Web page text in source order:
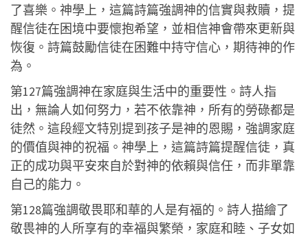
了喜樂。神學上，這篇詩篇強調神的信實與救贖，提
醒信徒在困境中要懷抱希望，並相信神會帶來更新與
恢復。詩篇鼓勵信徒在困難中持守信心，期待神的作
為。
第127篇強調神在家庭與生活中的重要性。詩人指
出，無論人如何努力，若不依靠神，所有的勞碌都是
徒然。這段經文特別提到孩子是神的恩賜，強調家庭
的價值與神的祝福。神學上，這篇詩篇提醒信徒，真
正的成功與平安來自於對神的依賴與信任，而非單靠
自己的能力。
第128篇強調敬畏耶和華的人是有福的。詩人描繪了
敬畏神的人所享有的幸福與繁榮，家庭和睦、子女如